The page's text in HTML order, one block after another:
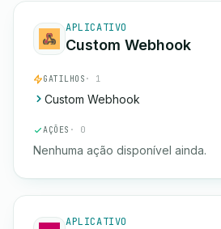
APLICATIVO
Custom Webhook
GATILHOS · 1
Custom Webhook
AÇÕES · 0
Nenhuma ação disponível ainda.
APLICATIVO